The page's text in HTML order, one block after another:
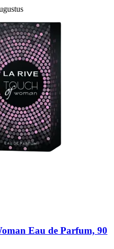
Eau de Parfum, 90